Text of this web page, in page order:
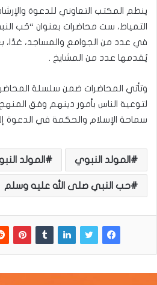
ينظم المكتب التعاوني للدعوة
التمياط، ست محاضرات بعنوان “حُب
في عدد من الجوامع والمساجد، غدًا،
يُقدمها عدد من المشايخ .
وتأتي المحاضرات ضمن سلسلة
لتوعية الناس بأمور دينهم وفق
سماحة الإسلام والحكمة في الدعوة
المولد النبوي المولد
حب النبي صلى الله عليه وسلم